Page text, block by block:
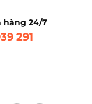
hàng 24/7
291